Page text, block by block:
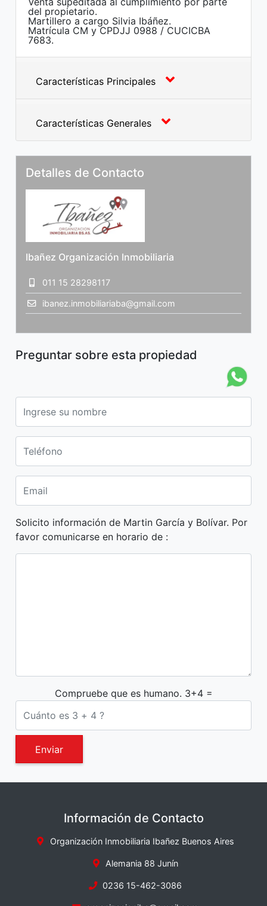
del propietario.
Martillero a cargo Silvia Ibáñez.
Matrícula CM y CPDJJ 0988 / CUCICBA
7683.
Características Principales
Características Generales
Detalles de Contacto
Ibañez Organización Inmobiliaria
011 15 28298117
ibanez.inmobiliariaba@gmail.com
Preguntar sobre esta propiedad
Solicito información de Martin García y Bolívar. Por
favor comunicarse en horario de :
Compruebe que es humano. 3+4 =
Enviar
Información de Contacto
Organización Inmobiliaria Ibañez Buenos Aires
Alemania 88 Junín
0236 15-462-3086